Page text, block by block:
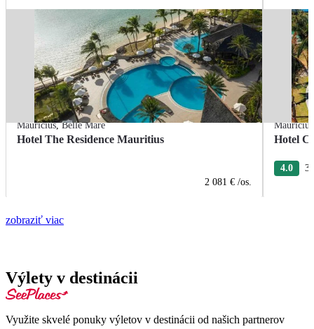
Maurícius,Belle Mare
Hotel The Residence Mauritius
2 081 € /os.
Maurícius
Hotel
4.0 3
zobraziť viac
Výlety v destinácii
Využite skvelé ponuky výletov v destinácii od našich partnerov